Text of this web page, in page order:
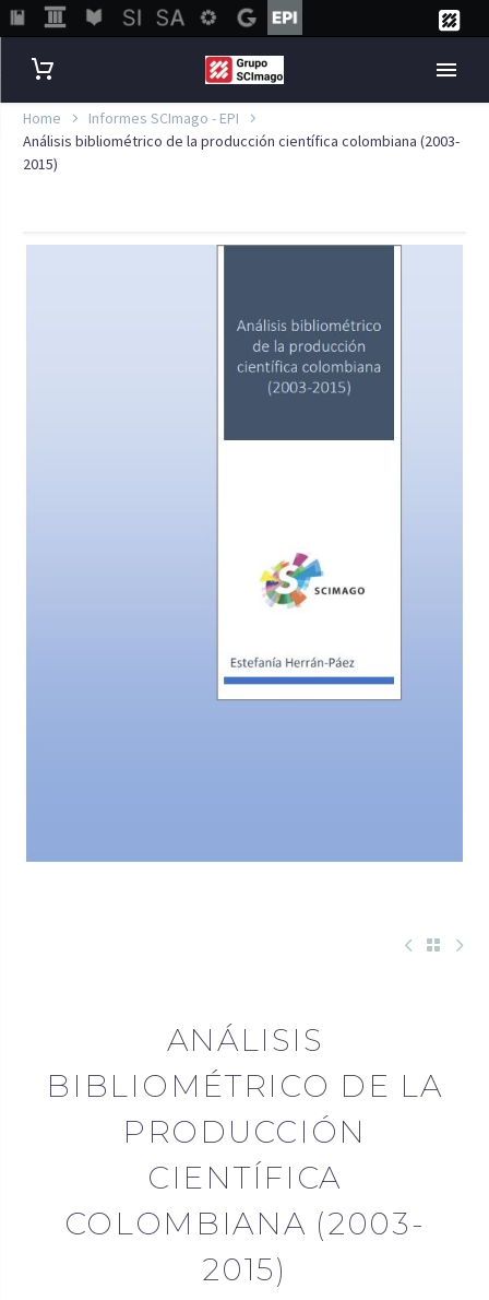
Home
Informes SCImago - EPI
Análisis bibliométrico de la producción científica colombiana (2003-
2015)
ANÁLISIS
BIBLIOMÉTRICO DE LA
PRODUCCIÓN
CIENTÍFICA
COLOMBIANA (2003-
2015)